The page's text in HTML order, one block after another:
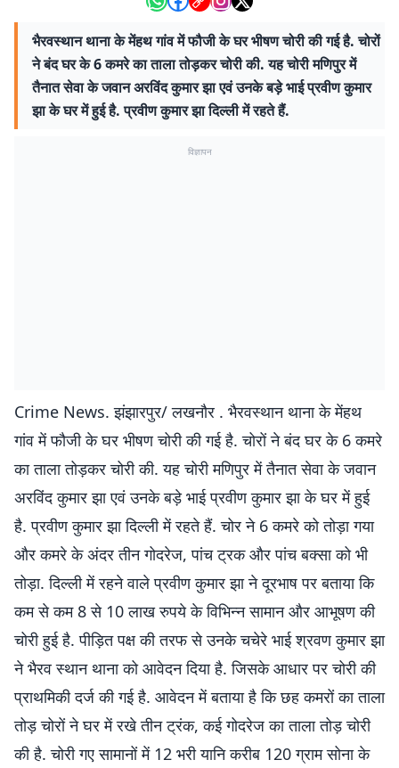
भैरवस्थान थाना के मेंहथ गांव में फौजी के घर भीषण चोरी की गई है. चोरों
ने बंद घर के 6 कमरे का ताला तोड़कर चोरी की. यह चोरी मणिपुर में
तैनात सेवा के जवान अरविंद कुमार झा एवं उनके बड़े भाई प्रवीण कुमार
झा के घर में हुई है. प्रवीण कुमार झा दिल्ली में रहते हैं.
विज्ञापन
Crime News. झंझारपुर/ लखनौर . भैरवस्थान थाना के मेंहथ
गांव में फौजी के घर भीषण चोरी की गई है. चोरों ने बंद घर के 6 कमरे
का ताला तोड़कर चोरी की. यह चोरी मणिपुर में तैनात सेवा के जवान
अरविंद कुमार झा एवं उनके बड़े भाई प्रवीण कुमार झा के घर में हुई
है. प्रवीण कुमार झा दिल्ली में रहते हैं. चोर ने 6 कमरे को तोड़ा गया
और कमरे के अंदर तीन गोदरेज, पांच ट्रक और पांच बक्सा को भी
तोड़ा. दिल्ली में रहने वाले प्रवीण कुमार झा ने दूरभाष पर बताया कि
कम से कम 8 से 10 लाख रुपये के विभिन्न सामान और आभूषण की
चोरी हुई है. पीड़ित पक्ष की तरफ से उनके चचेरे भाई श्रवण कुमार झा
ने भैरव स्थान थाना को आवेदन दिया है. जिसके आधार पर चोरी की
प्राथमिकी दर्ज की गई है. आवेदन में बताया है कि छह कमरों का ताला
तोड़ चोरों ने घर में रखे तीन ट्रंक, कई गोदरेज का ताला तोड़ चोरी
की है. चोरी गए सामानों में 12 भरी यानि करीब 120 ग्राम सोना के